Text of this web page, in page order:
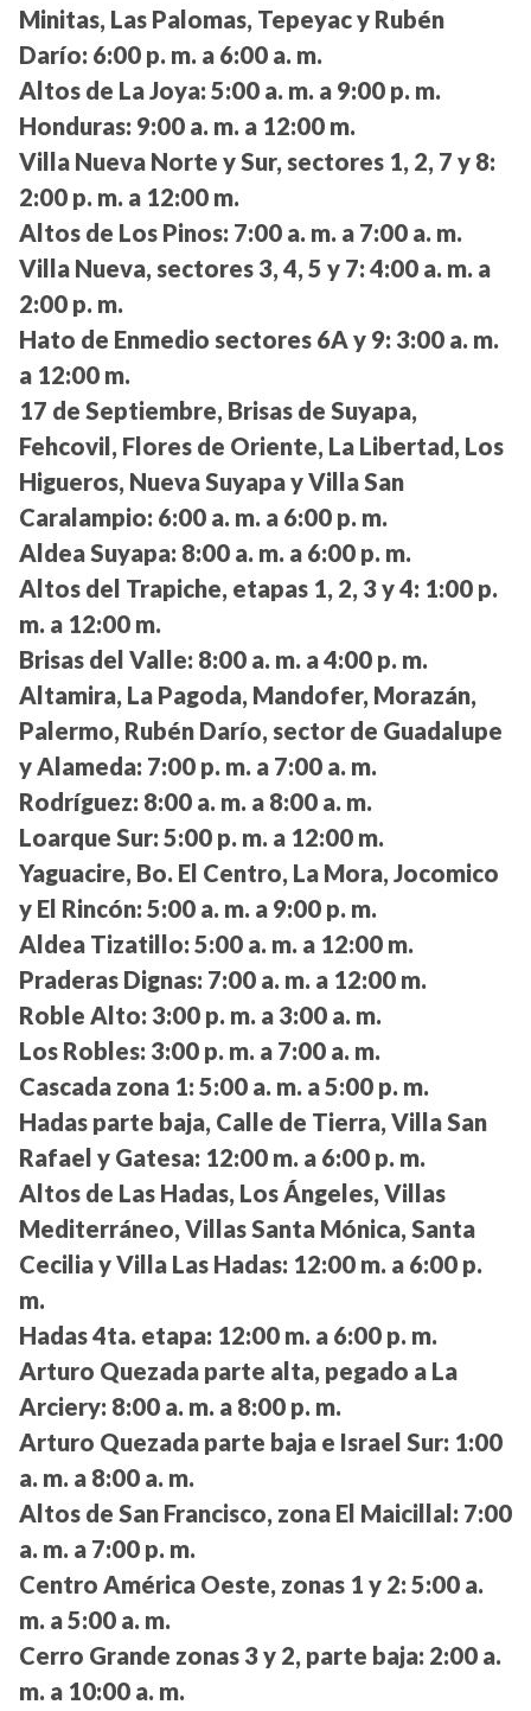
Minitas, Las Palomas, Tepeyac y Rubén
Darío: 6:00 p. m. a 6:00 a. m.
Altos de La Joya: 5:00 a. m. a 9:00 p. m.
Honduras: 9:00 a. m. a 12:00 m.
Villa Nueva Norte y Sur, sectores 1, 2, 7 y 8:
2:00 p. m. a 12:00 m.
Altos de Los Pinos: 7:00 a. m. a 7:00 a. m.
Villa Nueva, sectores 3, 4, 5 y 7: 4:00 a. m. a
2:00 p. m.
Hato de Enmedio sectores 6A y 9: 3:00 a. m.
a 12:00 m.
17 de Septiembre, Brisas de Suyapa,
Fehcovil, Flores de Oriente, La Libertad, Los
Higueros, Nueva Suyapa y Villa San
Caralampio: 6:00 a. m. a 6:00 p. m.
Aldea Suyapa: 8:00 a. m. a 6:00 p. m.
Altos del Trapiche, etapas 1, 2, 3 y 4: 1:00 p.
m. a 12:00 m.
Brisas del Valle: 8:00 a. m. a 4:00 p. m.
Altamira, La Pagoda, Mandofer, Morazán,
Palermo, Rubén Darío, sector de Guadalupe
y Alameda: 7:00 p. m. a 7:00 a. m.
Rodríguez: 8:00 a. m. a 8:00 a. m.
Loarque Sur: 5:00 p. m. a 12:00 m.
Yaguacire, Bo. El Centro, La Mora, Jocomico
y El Rincón: 5:00 a. m. a 9:00 p. m.
Aldea Tizatillo: 5:00 a. m. a 12:00 m.
Praderas Dignas: 7:00 a. m. a 12:00 m.
Roble Alto: 3:00 p. m. a 3:00 a. m.
Los Robles: 3:00 p. m. a 7:00 a. m.
Cascada zona 1: 5:00 a. m. a 5:00 p. m.
Hadas parte baja, Calle de Tierra, Villa San
Rafael y Gatesa: 12:00 m. a 6:00 p. m.
Altos de Las Hadas, Los Ángeles, Villas
Mediterráneo, Villas Santa Mónica, Santa
Cecilia y Villa Las Hadas: 12:00 m. a 6:00 p.
m.
Hadas 4ta. etapa: 12:00 m. a 6:00 p. m.
Arturo Quezada parte alta, pegado a La
Arciery: 8:00 a. m. a 8:00 p. m.
Arturo Quezada parte baja e Israel Sur: 1:00
a. m. a 8:00 a. m.
Altos de San Francisco, zona El Maicillal: 7:00
a. m. a 7:00 p. m.
Centro América Oeste, zonas 1 y 2: 5:00 a.
m. a 5:00 a. m.
Cerro Grande zonas 3 y 2, parte baja: 2:00 a.
m. a 10:00 a. m.